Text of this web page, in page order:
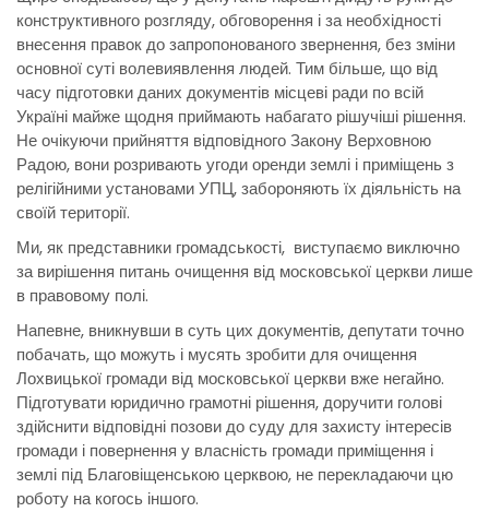
конструктивного розгляду, обговорення і за необхідності
внесення правок до запропонованого звернення, без зміни
основної суті волевиявлення людей. Тим більше, що від
часу підготовки даних документів місцеві ради по всій
Україні майже щодня приймають набагато рішучіші рішення.
Не очікуючи прийняття відповідного Закону Верховною
Радою, вони розривають угоди оренди землі і приміщень з
релігійними установами УПЦ, забороняють їх діяльність на
своїй території.
Ми, як представники громадськості, виступаємо виключно
за вирішення питань очищення від московської церкви лише
в правовому полі.
Напевне, вникнувши в суть цих документів, депутати точно
побачать, що можуть і мусять зробити для очищення
Лохвицької громади від московської церкви вже негайно.
Підготувати юридично грамотні рішення, доручити голові
здійснити відповідні позови до суду для захисту інтересів
громади і повернення у власність громади приміщення і
землі під Благовіщенською церквою, не перекладаючи цю
роботу на когось іншого.